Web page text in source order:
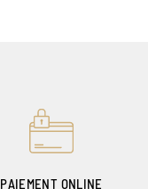
PAIEMENT ONLINE